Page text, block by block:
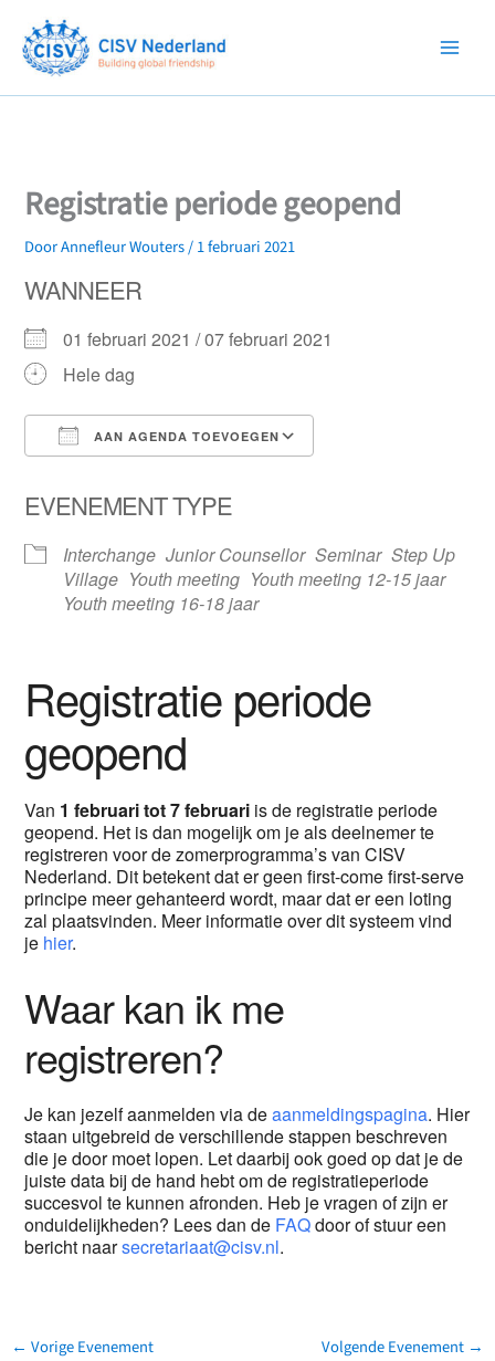
naar
inhoud
Registratie periode geopend
DoorAnnefleur Wouters/1 februari 2021
WANNEER
01 februari 2021 / 07 februari 2021
Hele dag
AAN AGENDA TOEVOEGEN
EVENEMENT TYPE
Interchange Junior Counsellor Seminar Step Up
Village Youth meeting Youth meeting 12-15 jaar
Youth meeting 16-18 jaar
Registratie periode
geopend
Van 1 februari tot 7 februari is de registratie periode
geopend. Het is dan mogelijk om je als deelnemer te
registreren voor de zomerprogramma’s van CISV
Nederland. Dit betekent dat er geen first-come first-serve
principe meer gehanteerd wordt, maar dat er een loting
zal plaatsvinden. Meer informatie over dit systeem vind
je hier.
Waar kan ik me
registreren?
Je kan jezelf aanmelden via deaanmeldingspagina. Hier
staan uitgebreid de verschillende stappen beschreven
die je door moet lopen. Let daarbij ook goed op dat je de
juiste data bij de hand hebt om de registratieperiode
succesvol te kunnen afronden. Heb je vragen of zijn er
onduidelijkheden? Lees dan de FAQdoor of stuur een
bericht naarsecretariaat@cisv.nl.
← Vorige Evenement Volgende Evenement →